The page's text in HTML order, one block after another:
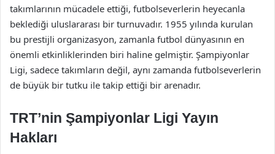
takımlarının mücadele ettiği, futbolseverlerin heyecanla
beklediği uluslararası bir turnuvadır. 1955 yılında kurulan
bu prestijli organizasyon, zamanla futbol dünyasının en
önemli etkinliklerinden biri haline gelmiştir. Şampiyonlar
Ligi, sadece takımların değil, aynı zamanda futbolseverlerin
de büyük bir tutku ile takip ettiği bir arenadır.
TRT’nin Şampiyonlar Ligi Yayın
Hakları